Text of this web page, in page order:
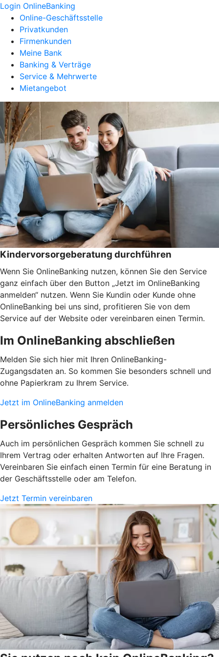
Login OnlineBanking
Online-Geschäftsstelle
Privatkunden
Firmenkunden
Meine Bank
Banking & Verträge
Service & Mehrwerte
Mietangebot
Kindervorsorgeberatung durchführen
Wenn Sie OnlineBanking nutzen, können Sie den Service
ganz einfach über den Button „Jetzt im OnlineBanking
anmelden“ nutzen. Wenn Sie Kundin oder Kunde ohne
OnlineBanking bei uns sind, profitieren Sie von dem
Service auf der Website oder vereinbaren einen Termin.
Im OnlineBanking abschließen
Melden Sie sich hier mit Ihren OnlineBanking-
Zugangsdaten an. So kommen Sie besonders schnell und
ohne Papierkram zu Ihrem Service.
Jetzt im OnlineBanking anmelden
Persönliches Gespräch
Auch im persönlichen Gespräch kommen Sie schnell zu
Ihrem Vertrag oder erhalten Antworten auf Ihre Fragen.
Vereinbaren Sie einfach einen Termin für eine Beratung in
der Geschäftsstelle oder am Telefon.
Jetzt Termin vereinbaren